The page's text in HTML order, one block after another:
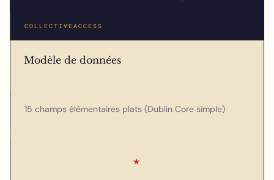
COLLECTIVEACCESS
Modèle de données
15 champs élémentaires plats (Dublin Core simple)
★